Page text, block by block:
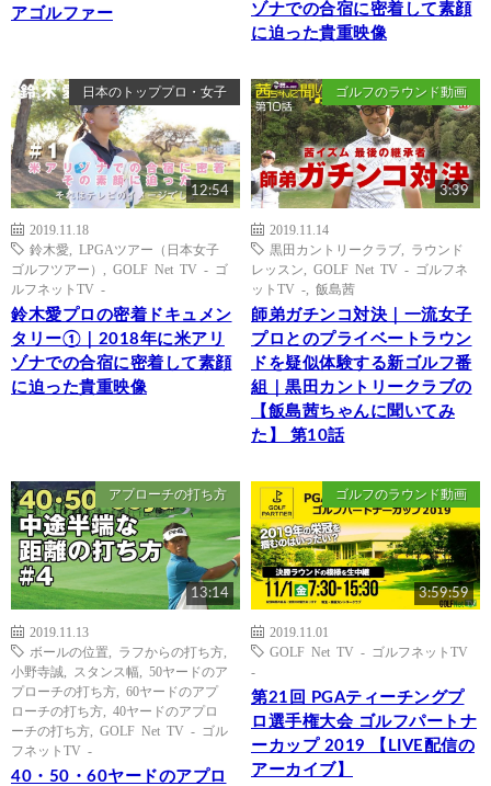
アゴルファー
ゾナでの合宿に密着して素顔
に迫った貴重映像
日本のトッププロ・女子
12:54
2019.11.18
鈴木愛
LPGAツアー（日本女子
ゴルフツアー）
GOLF Net TV - ゴ
ルフネットTV -
鈴木愛プロの密着ドキュメン
タリー①｜2018年に米アリ
ゾナでの合宿に密着して素顔
に迫った貴重映像
ゴルフのラウンド動画
3:39
2019.11.14
黒田カントリークラブ
ラウンド
レッスン
GOLF Net TV - ゴルフネ
ットTV -
飯島茜
師弟ガチンコ対決｜一流女子
プロとのプライベートラウン
ドを疑似体験する新ゴルフ番
組｜黒田カントリークラブの
【飯島茜ちゃんに聞いてみ
た】 第10話
アプローチの打ち方
13:14
2019.11.13
ボールの位置
ラフからの打ち方
小野寺誠
スタンス幅
50ヤードのア
プローチの打ち方
60ヤードのアプ
ローチの打ち方
40ヤードのアプロ
ーチの打ち方
GOLF Net TV - ゴル
フネットTV -
40・50・60ヤードのアプロ
ゴルフのラウンド動画
3:59:59
2019.11.01
GOLF Net TV - ゴルフネットTV
-
第21回 PGAティーチングプ
ロ選手権大会 ゴルフパートナ
ーカップ 2019 【LIVE配信の
アーカイブ】